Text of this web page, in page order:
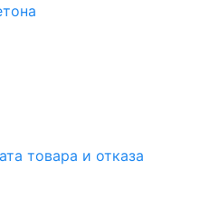
товара и отказа